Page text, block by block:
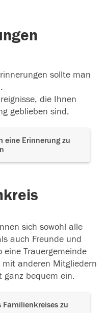
sollte man
die Ihnen
geblieben sind.
eine Erinnerung zu
sich sowohl alle
auch Freunde und
Trauergemeinde
anderen Mitgliedern
ganz bequem ein.
Familienkreises zu